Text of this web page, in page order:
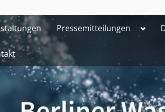
Pressemitteilungen Toggle